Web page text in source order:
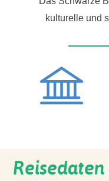
kulturelle und